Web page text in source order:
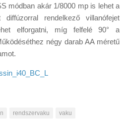
módban akár 1/8000 mp is lehet a
diffúzorral rendelkező villanófejet
elforgatni, míg felfelé 90° a
négy darab AA méretű
rendszervaku vaku